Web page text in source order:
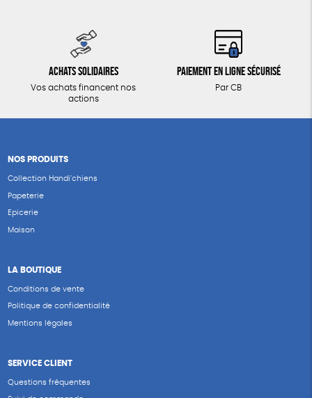
Achats solidaires
Vos achats financent nos
actions
Paiement en ligne sécurisé
Par CB
NOS PRODUITS
Collection Handi’chiens
Papeterie
Epicerie
Maison
LA BOUTIQUE
Conditions de vente
Politique de confidentialité
Mentions légales
SERVICE CLIENT
Questions fréquentes